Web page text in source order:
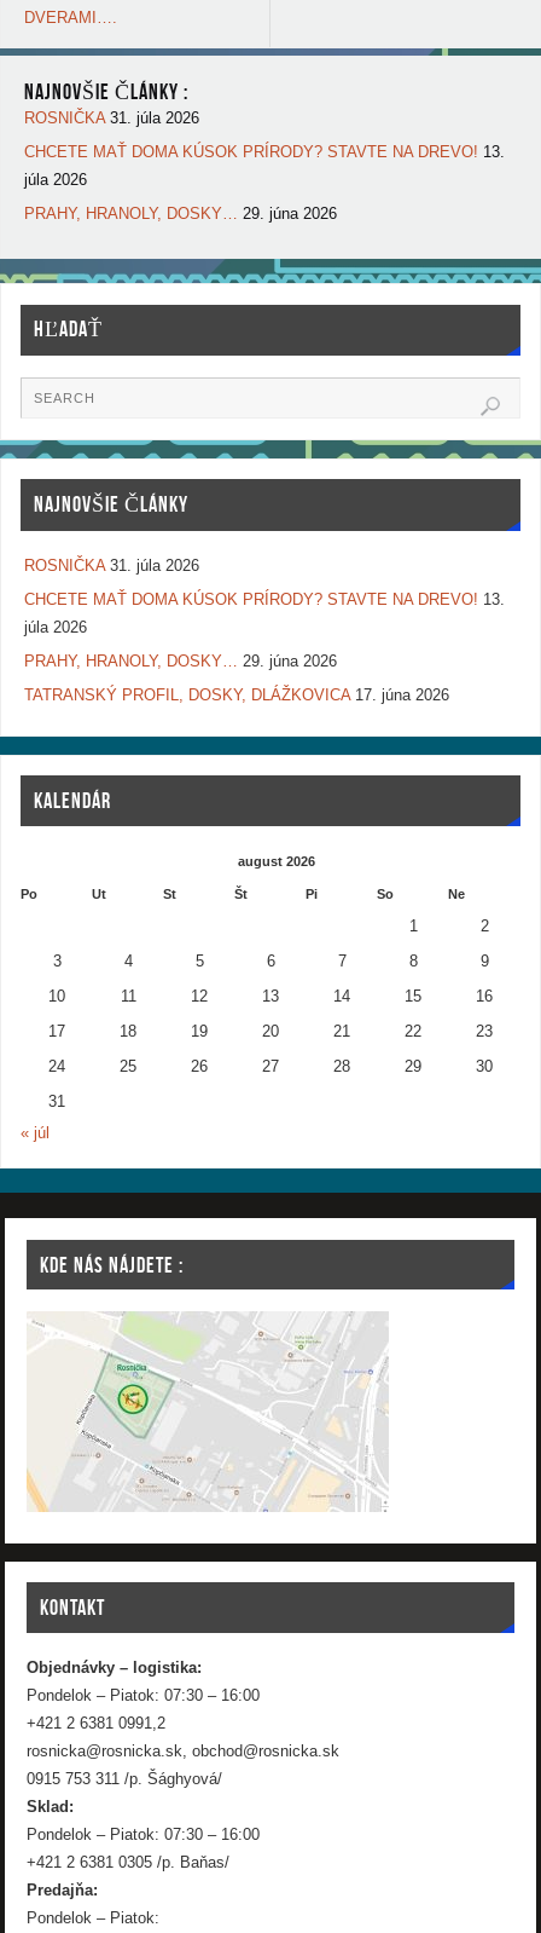
DVERAMI….
NAJNOVŠIE ČLÁNKY :
ROSNIČKA 31. júla 2026
CHCETE MAŤ DOMA KÚSOK PRÍRODY? STAVTE NA DREVO! 13.
júla 2026
PRAHY, HRANOLY, DOSKY… 29. júna 2026
HĽADAŤ
NAJNOVŠIE ČLÁNKY
ROSNIČKA 31. júla 2026
CHCETE MAŤ DOMA KÚSOK PRÍRODY? STAVTE NA DREVO! 13.
júla 2026
PRAHY, HRANOLY, DOSKY…
29. júna 2026
TATRANSKÝ PROFIL, DOSKY, DLÁŽKOVICA 17. júna 2026
KALENDÁR
august 2026
Po Ut St Št Pi So Ne
1 2
3 4 5 6 7 8 9
10 11 12 13 14 15 16
17 18 19 20 21 22 23
24 25 26 27 28 29 30
31
« júl
KDE NÁS NÁJDETE :
KONTAKT
Objednávky – logistika:
Pondelok – Piatok: 07:30 – 16:00
+421 2 6381 0991,2
rosnicka@rosnicka.sk, obchod@rosnicka.sk
0915 753 311 /p. Šághyová/
Sklad:
Pondelok – Piatok: 07:30 – 16:00
+421 2 6381 0305 /p. Baňas/
Predajňa:
Pondelok – Piatok: